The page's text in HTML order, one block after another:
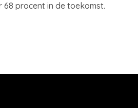
procent in de toekomst.